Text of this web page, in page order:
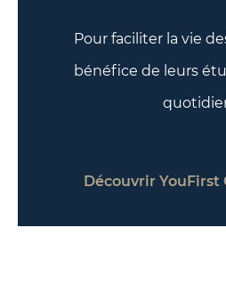
Pour faciliter la vie
bénéfice de leurs
Découvrir YouFirst